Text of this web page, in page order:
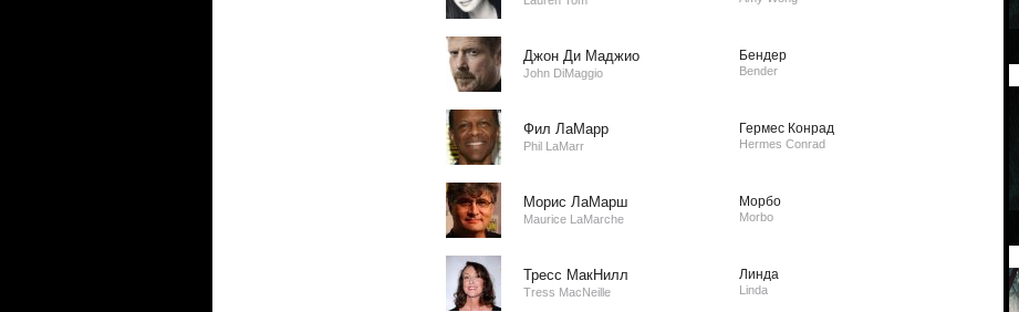
Джон Ди Маджио
John DiMaggio
Бендер
Bender
Фил ЛаМарр
Phil LaMarr
Гермес Конрад
Hermes Conrad
Морис ЛаМарш
Maurice LaMarche
Морбо
Morbo
Тресс МакНилл
Tress MacNeille
Линда
Linda